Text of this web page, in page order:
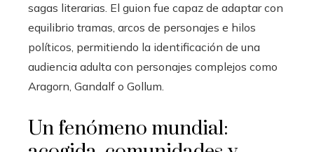
sagas literarias. El guion fue capaz de adaptar con
equilibrio tramas, arcos de personajes e hilos
políticos, permitiendo la identificación de una
audiencia adulta con personajes complejos como
Aragorn, Gandalf o Gollum.
Un fenómeno mundial: